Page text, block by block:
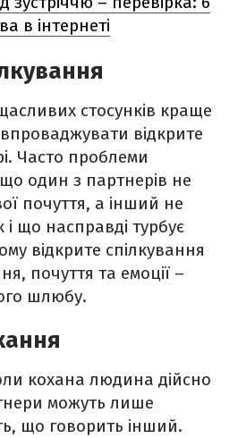
в інтернеті
стосунків краще
відкрите
Часто проблеми
один з партнерів не
почуття, а інший не
і що насправді турбує
відкрите спілкування
почуття та емоції –
шлюбу.
кохана людина дійсно
можуть лише
що говорить інший.